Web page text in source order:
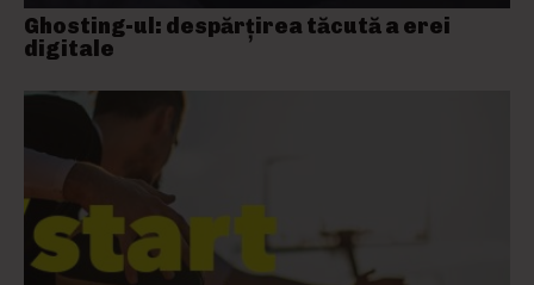
Ghosting-ul: despărțirea tăcută a erei
digitale